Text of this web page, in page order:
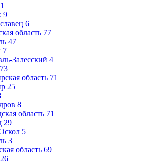
9
6
область 77
47
7
Залесский 4
73
область 71
25
8
область 71
29
5
3
область 69
26